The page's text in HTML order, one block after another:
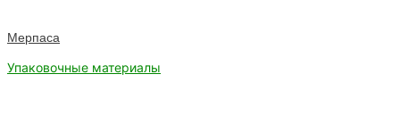
Мерпаса
Упаковочные материалы